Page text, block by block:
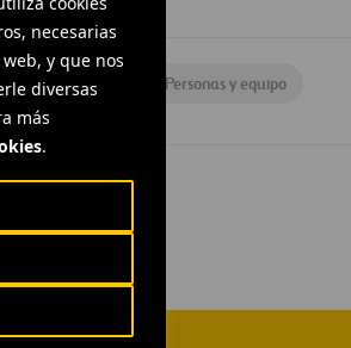
necesarias
y que nos
diversas
más
.
# Instalaciones
Personas y equipo